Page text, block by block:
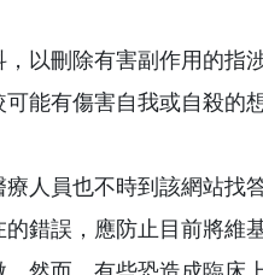
以刪除有害副作用的
能有傷害自我或自殺的
人員也不時到該網站找
錯誤，應防止目前將維